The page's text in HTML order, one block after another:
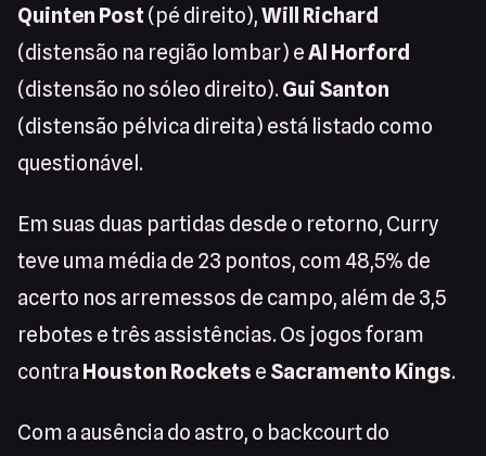
Quinten Post (pé direito),Will Richard
(distensão na região lombar) eAl Horford
(distensão no sóleo direito).Gui Santon
(distensão pélvica direita) está listado como
questionável.
Em suas duas partidas desde o retorno, Curry
teve uma média de 23 pontos, com 48,5% de
acerto nos arremessos de campo, além de 3,5
rebotes e três assistências. Os jogos foram
contra Houston Rockets e Sacramento Kings.
Com a ausência do astro, o backcourt do